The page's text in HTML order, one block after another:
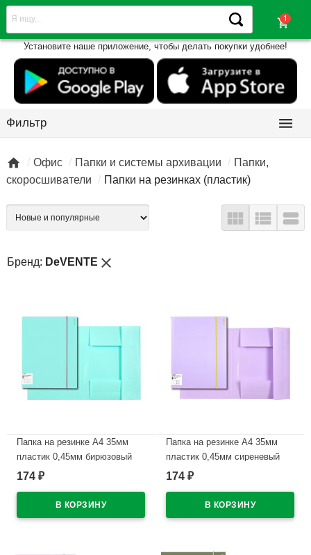
shopping_cart
Установите наше приложение, чтобы делать покупки удобнее!
Фильтр 
 Офис Папки и системы архивации
Папки,
скоросшиватели
Папки на резинках (пластик)
  
Бренд: DeVENTE close
Папка на резинке А4 35мм
пластик 0,45мм бирюзовый
deVENTE Пастель (Pastel)
174 ₽
Папка на резинке А4 35мм
пластик 0,45мм сиреневый
deVENTE Пастель (Pastel)
174 ₽